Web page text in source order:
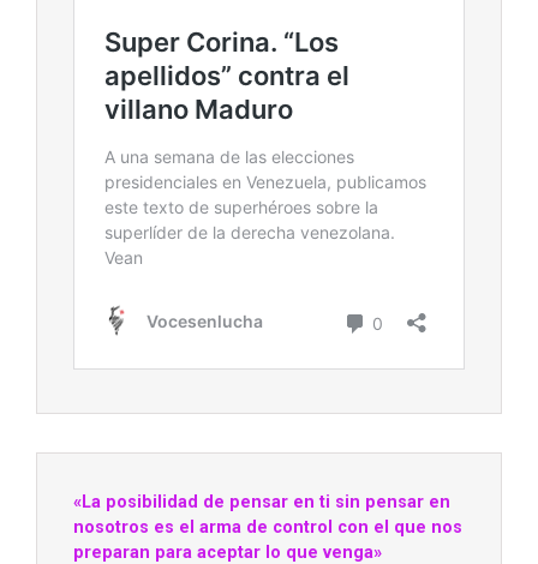
«La posibilidad de pensar en ti sin pensar en
nosotros es el arma de control con el que nos
preparan para aceptar lo que venga»